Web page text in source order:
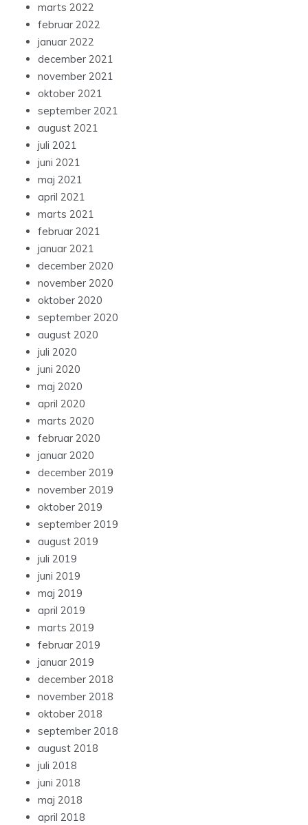
marts 2022
februar 2022
januar 2022
december 2021
november 2021
oktober 2021
september 2021
august 2021
juli 2021
juni 2021
maj 2021
april 2021
marts 2021
februar 2021
januar 2021
december 2020
november 2020
oktober 2020
september 2020
august 2020
juli 2020
juni 2020
maj 2020
april 2020
marts 2020
februar 2020
januar 2020
december 2019
november 2019
oktober 2019
september 2019
august 2019
juli 2019
juni 2019
maj 2019
april 2019
marts 2019
februar 2019
januar 2019
december 2018
november 2018
oktober 2018
september 2018
august 2018
juli 2018
juni 2018
maj 2018
april 2018